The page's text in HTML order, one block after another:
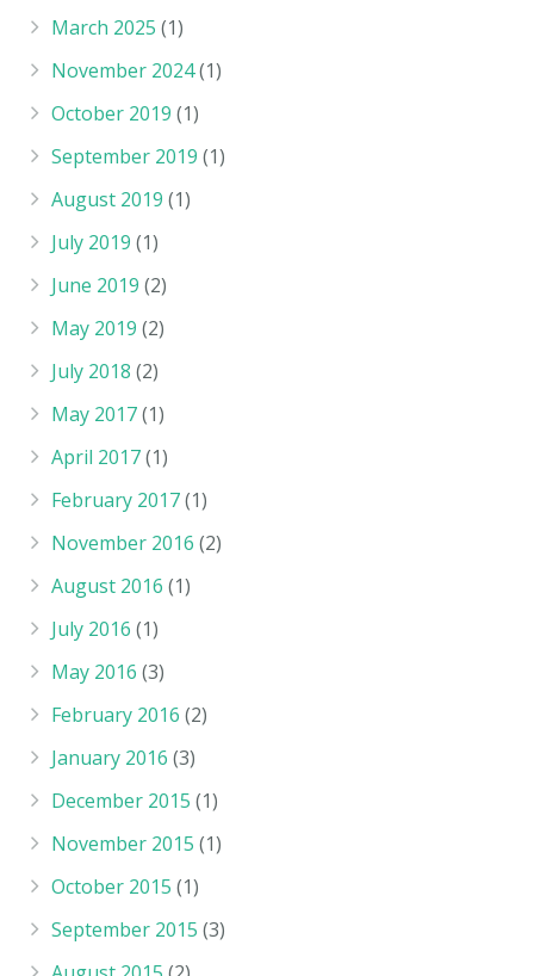
March 2025 (1)
November 2024(1)
October 2019 (1)
September 2019 (1)
August 2019 (1)
July 2019 (1)
June 2019 (2)
May 2019 (2)
July 2018 (2)
May 2017(1)
April 2017(1)
February 2017(1)
November 2016 (2)
August 2016 (1)
July 2016 (1)
May 2016 (3)
February 2016 (2)
January 2016 (3)
December 2015 (1)
November 2015 (1)
October 2015 (1)
September 2015 (3)